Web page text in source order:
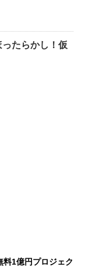
ったらかし！仮
料1億円プロジェク